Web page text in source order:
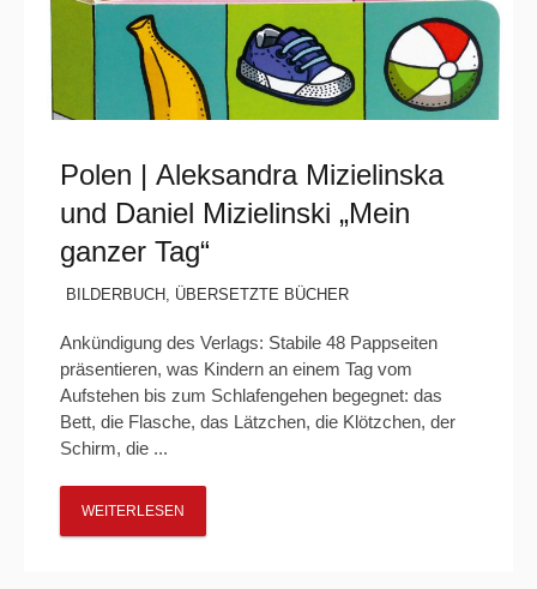
Polen | Aleksandra Mizielinska
und Daniel Mizielinski „Mein
ganzer Tag“
BILDERBUCH , ÜBERSETZTE BÜCHER
Ankündigung des Verlags: Stabile 48 Pappseiten
präsentieren, was Kindern an einem Tag vom
Aufstehen bis zum Schlafengehen begegnet: das
Bett, die Flasche, das Lätzchen, die Klötzchen, der
Schirm, die ...
WEITERLESEN